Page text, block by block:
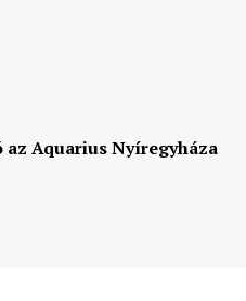
az Aquarius Nyíregyháza